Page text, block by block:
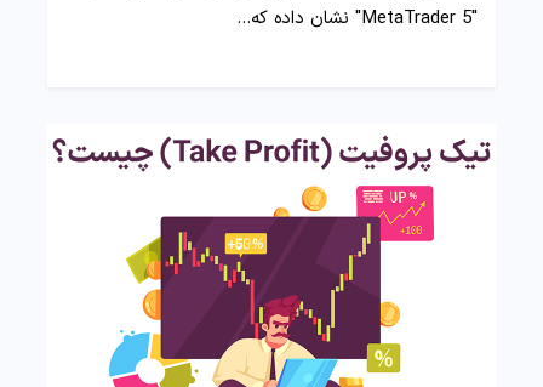
"MetaTrader 5" نشان داده که…